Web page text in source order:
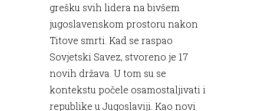
grešku svih lidera na bivšem
jugoslavenskom prostoru nakon
Titove smrti. Kad se raspao
Sovjetski Savez, stvoreno je 17
novih država. U tom su se
kontekstu počele osamostaljivati i
republike u Jugoslaviji. Kao novi